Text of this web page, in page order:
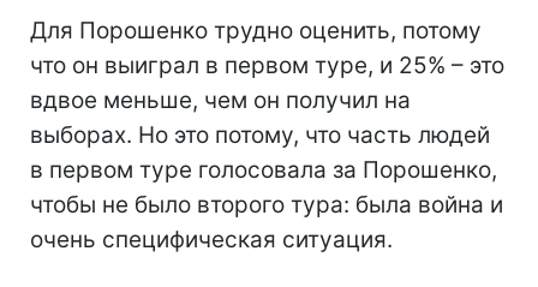
Для Порошенко трудно оценить, потому
что он выиграл в первом туре, и 25% – это
вдвое меньше, чем он получил на
выборах. Но это потому, что часть людей
в первом туре голосовала за Порошенко,
чтобы не было второго тура: была война и
очень специфическая ситуация.